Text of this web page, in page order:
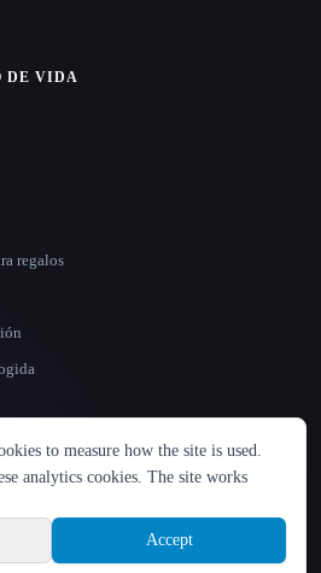
Русский 简体中文
Sign up
DE VIDA
regalos
derechos reservados.
to measure how the site is used.
analytics cookies. The site works
Accept